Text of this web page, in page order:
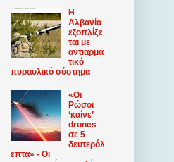
Η
Αλβανία
εξοπλίζε
ται με
αντιαρμα
τικό
πυραυλικό σύστημα
«Οι
Ρώσοι
‘καίνε’
drones
σε 5
δευτερόλ
επτα» - Οι